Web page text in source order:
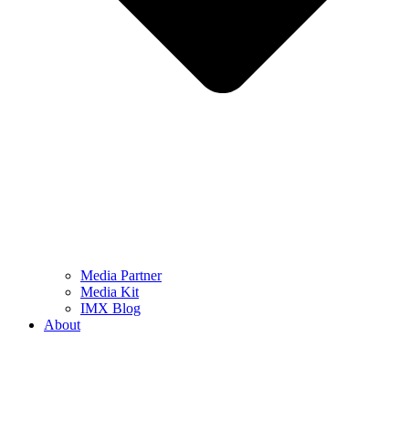
Media Partner
Media Kit
IMX Blog
About